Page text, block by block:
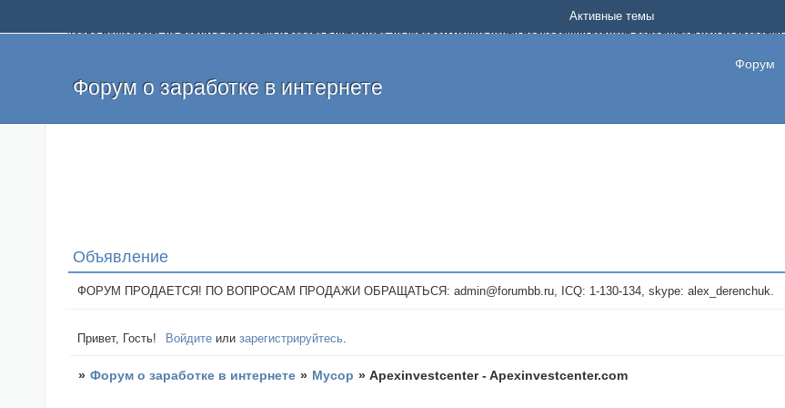
Добро пожаловать на форум о заработке и работе в интернете, на котором можно найти подходящий вариант дополнительной
и оставлять свои отзывы. Если вы знаете, что определенный проект или сайт не платит, то указывайте в теме что это лохотрон, чтобы
легкие деньги без вложений и регистрации уже сегодня. Создавайте новые темы, размещайте объявления со своими пригласительными
Форум о заработке в интернете
Форум
Активные темы
Объявление
ФОРУМ ПРОДАЕТСЯ! ПО ВОПРОСАМ ПРОДАЖИ ОБРАЩАТЬСЯ: admin@forumbb.ru, ICQ: 1-130-134, skype: alex_derenchuk.
Привет, Гость! Войдите илизарегистрируйтесь.
» Форум о заработке в интернете » Мусор »Apexinvestcenter - Apexinvestcenter.com